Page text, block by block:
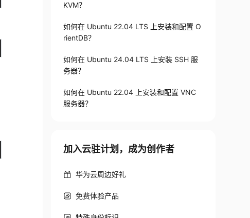
KVM？
如何在 Ubuntu 22.04 LTS 上安装和配置 O
rientDB？
如何在 Ubuntu 24.04 LTS 上安装 SSH 服
务器？
如何在 Ubuntu 22.04 上安装和配置 VNC
服务器？
加入云驻计划，成为创作者
华为云周边好礼
免费体验产品